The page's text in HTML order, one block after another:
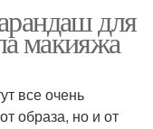
для
макияжа
все очень
образа, но и от